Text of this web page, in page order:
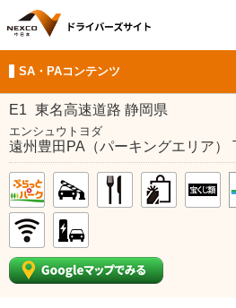
SA・PAコンテンツ
E1 東名高速道路 静岡県
エンシュウトヨダ
遠州豊田PA（パーキングエリア）